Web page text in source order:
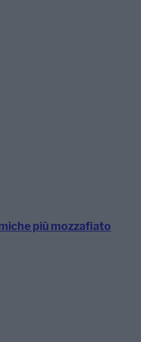
più mozzafiato